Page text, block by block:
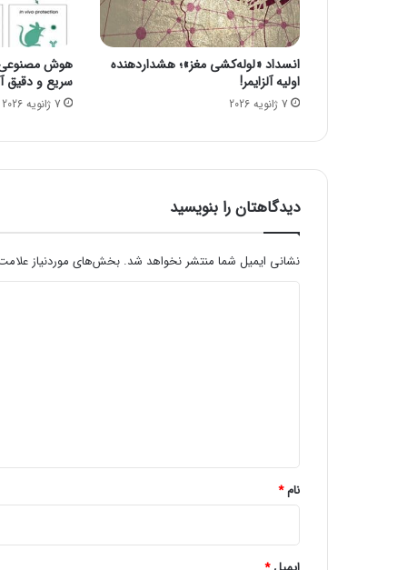
ح
و
ز
ه‌
ه
ا
پ
ی
د
س
ت
انسداد «لوله‌کشی مغز»؛ هشداردهنده
اولیه آلزایمر!
7 ژانویه 2026
هوش
سریع و دقیق
7 ژانویه 2026
دیدگاهتان را بنویسید
نشانی ایمیل شما منتشر نخواهد شد. بخش‌های موردنیاز
نام*